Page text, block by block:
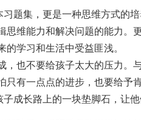
习题集，更是一种思维方式的
思维能力和解决问题的能力。
的学习和生活中受益匪浅。
，也不要给孩子太大的压力。
只有一点点的进步，也要给予
子成长路上的一块垫脚石，让